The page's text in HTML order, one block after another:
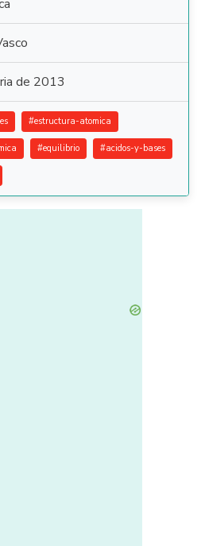
de 2013
#estructura-atomica
#equilibrio #acidos-y-bases